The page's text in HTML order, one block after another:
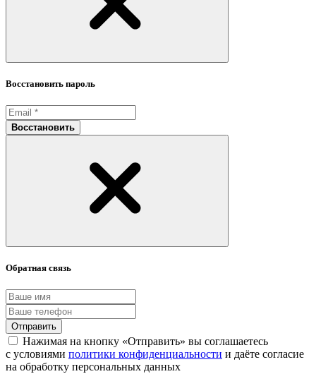
Восстановить пароль
Восстановить
Обратная связь
Отправить
Нажимая на кнопку «Отправить» вы соглашаетесь
с условиями политики конфиденциальности и даёте согласие
на обработку персональных данных